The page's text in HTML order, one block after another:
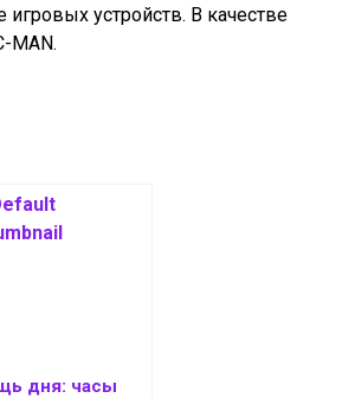
устройств. В качестве
MAN.
дня: часы